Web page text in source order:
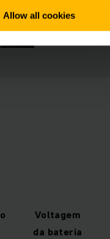
Allow all cookies
Voltagem
da bateria